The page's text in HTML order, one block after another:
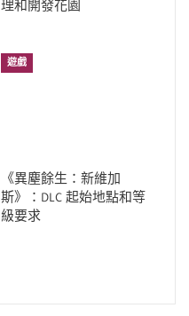
理和開發花園
遊戲
《異塵餘生：新維加
斯》：DLC 起始地點和等
級要求